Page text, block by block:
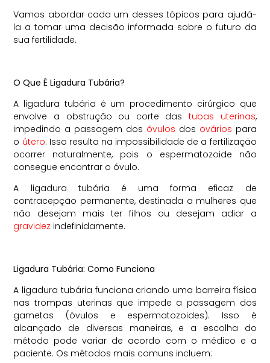
Vamos abordar cada um desses tópicos para ajudá-
la a tomar uma decisão informada sobre o futuro da
sua fertilidade.
O Que É Ligadura Tubária?
A ligadura tubária é um procedimento cirúrgico que
envolve a obstrução ou corte dastubas uterinas,
impedindo a passagem dos óvulos dos ovários para
o útero. Isso resulta na impossibilidade de a fertilização
ocorrer naturalmente, pois o espermatozoide não
consegue encontrar o óvulo.
A ligadura tubária é uma forma eficaz de
contracepção permanente, destinada a mulheres que
não desejam mais ter filhos ou desejam adiar a
gravidez indefinidamente.
Ligadura Tubária: Como Funciona
A ligadura tubária funciona criando uma barreira física
nas trompas uterinas que impede a passagem dos
gametas (óvulos e espermatozoides). Isso é
alcançado de diversas maneiras, e a escolha do
método pode variar de acordo com o médico e a
paciente. Os métodos mais comuns incluem: